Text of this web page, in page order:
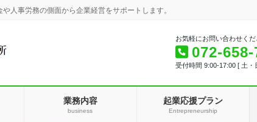
人事労務の側面から企業経営をサポートします。
お気軽にお問い合わせくだ
072-
受付時間 9:00-17:00 [ 土・
業務内容
business
起業応援プラン
Entrepreneurship